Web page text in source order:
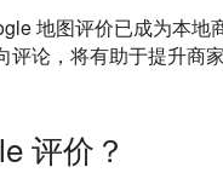
地图评价已成为本地
评论，将有助于提升商
评价？